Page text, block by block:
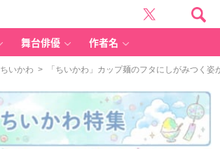
舞台俳優 作者名
ちいかわ > 「ちいかわ」カップ麺のフタにしがみつく姿